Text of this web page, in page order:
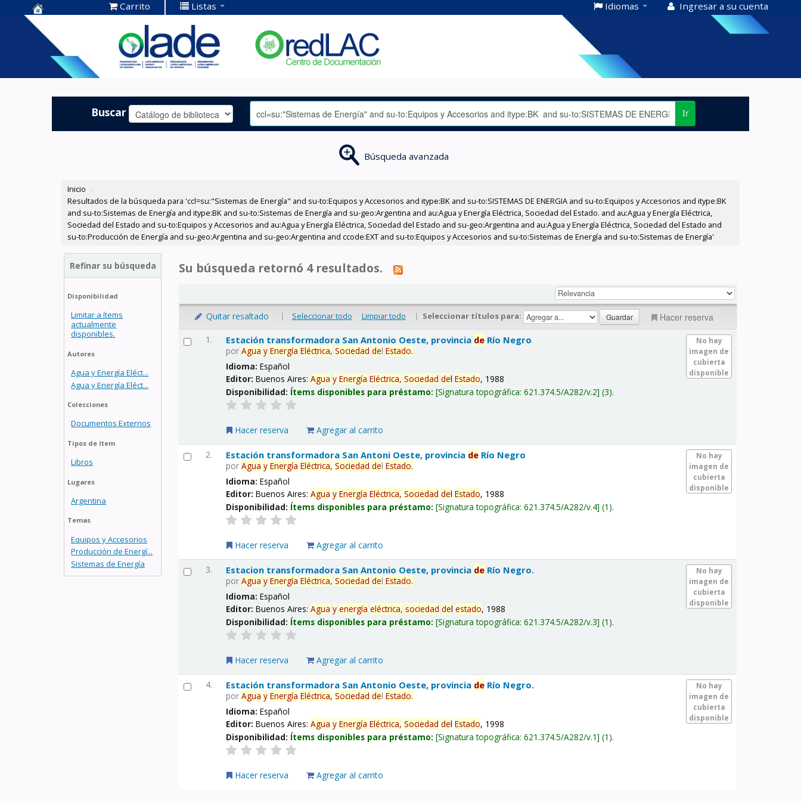
Centro de
Documentación
OLADE -
Carrito Listas Idiomas Ingresar a su cuenta
Buscar Ir
Búsqueda avanzada
Inicio ›
Resultados de la búsqueda para 'ccl=su:"Sistemas de Energía" and su-to:Equipos y Accesorios and itype:BK and su-to:SISTEMAS DE ENERGIA and su-to:Equipos y Accesorios and itype:BK
and su-to:Sistemas de Energía and itype:BK and su-to:Sistemas de Energía and su-geo:Argentina and au:Agua y Energía Eléctrica, Sociedad del Estado. and au:Agua y Energía Eléctrica,
Sociedad del Estado and su-to:Equipos y Accesorios and au:Agua y Energía Eléctrica, Sociedad del Estado and su-geo:Argentina and au:Agua y Energía Eléctrica, Sociedad del Estado and
su-to:Producción de Energía and su-geo:Argentina and su-geo:Argentina and ccode:EXT and su-to:Equipos y Accesorios and su-to:Sistemas de Energía and su-to:Sistemas de Energía'
Refinar su búsqueda
Disponibilidad
Limitar a ítems
actualmente
disponibles.
Autores
Agua y Energía Eléct...
Agua y Energía Eléct...
Colecciones
Documentos Externos
Tipos de ítem
Libros
Lugares
Argentina
Temas
Equipos y Accesorios
Producción de Energí...
Sistemas de Energía
Su búsqueda retornó 4 resultados.
Quitar resaltado | Seleccionar todo Limpiar todo | Seleccionar títulos para: Hacer reserva
1.
No hay
imagen de
cubierta
disponible
Estación transformadora San Antonio Oeste, provincia de Río Negro
porAgua y Energía Eléctrica, Sociedad delEstado.
Idioma:Español
Editor:Buenos Aires:Agua y Energía Eléctrica, Sociedad delEstado, 1988
Disponibilidad: Ítems disponibles para préstamo: Signatura topográfica:621.374.5/A282/v.2 (3).
Hacer reserva Agregar al carrito
2.
No hay
imagen de
cubierta
disponible
Estación transformadora San Antoni Oeste, provincia de Río Negro
porAgua y Energía Eléctrica, Sociedad delEstado.
Idioma:Español
Editor:Buenos Aires:Agua y Energía Eléctrica, Sociedad delEstado, 1988
Disponibilidad: Ítems disponibles para préstamo: Signatura topográfica:621.374.5/A282/v.4 (1).
Hacer reserva Agregar al carrito
3.
No hay
imagen de
cubierta
disponible
Estacion transformadora San Antonio Oeste, provincia de Río Negro.
porAgua y Energía Eléctrica, Sociedad delEstado.
Idioma:Español
Editor:Buenos Aires:Agua y energía eléctrica, sociedad delestado, 1988
Disponibilidad: Ítems disponibles para préstamo: Signatura topográfica:621.374.5/A282/v.3 (1).
Hacer reserva Agregar al carrito
4.
No hay
imagen de
cubierta
disponible
Estación transformadora San Antonio Oeste, provincia de Río Negro.
porAgua y Energía Eléctrica, Sociedad delEstado.
Idioma:Español
Editor:Buenos Aires:Agua y Energía Eléctrica, Sociedad delEstado, 1998
Disponibilidad: Ítems disponibles para préstamo: Signatura topográfica:621.374.5/A282/v.1 (1).
Hacer reserva Agregar al carrito